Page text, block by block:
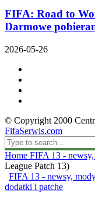
FIFA: Road to
Darmowe
2026-05-26
© Copyright 2000
FifaSerwis.com
Home FIFA 13 -
League Patch 13)
FIFA 13 - newsy,
dodatki i patche